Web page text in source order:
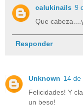
calukinails 9
Que
Responder
Unknown 14 de
Felicidades! Y
un beso!